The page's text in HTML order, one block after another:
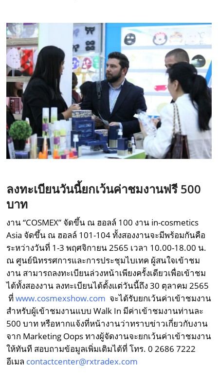
ลงทะเบียนวันนี้ยกเว้นค่าชมงานฟรี500
บาท
งาน “COSMEX” จัดขึ้น ณ ฮอลล์ 100 งาน in-cosmetics
Asia จัดขึ้น ณ ฮอลล์ 101-104 ทั้งสองงานจะมีพร้อมกันคือ
ระหว่างวันที่ 1-3 พฤศจิกายน 2565 เวลา 10.00-18.00 น.
ณ ศูนย์นิทรรศการและการประชุมไบเทค ผู้สนใจเข้าชม
งาน สามารถลงทะเบียนล่วงหน้าเพียงครั้งเดียวเพื่อเข้าชม
ได้ทั้งสองงาน ลงทะเบียนได้ตั้งแต่วันนี้ถึง 30 ตุลาคม 2565
ที่www.cosmexshow.com จะได้รับยกเว้นค่าเข้าชมงาน
สำหรับผู้เข้าชมงานแบบ Walk In มีค่าเข้าชมงานท่านละ
500 บาท หรือหากแจ้งที่หน้างานว่าทราบข่าวเกี่ยวกับงาน
จาก Marketing Oops ทางผู้จัดงานจะยกเว้นค่าเข้าชมงาน
ให้ทันที สอบถามข้อมูลเพิ่มเติมได้ที่ โทร. 0 2686 7222
อีเมล contactcenter@rxtradex.com